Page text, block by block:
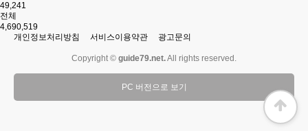
49,241
전체
4,690,519
개인정보처리방침
서비스이용약관 광고문의
Copyright © guide79.net.All rights reserved.
PC 버전으로 보기